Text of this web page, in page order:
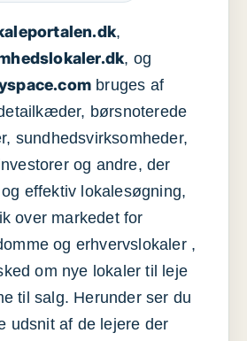
,
, og
bruges af
børsnoterede
sundhedsvirksomheder,
og andre, der
effektiv lokalesøgning,
over markedet for
og erhvervslokaler ,
om nye lokaler til leje
til salg. Herunder ser du
udsnit af de lejere der